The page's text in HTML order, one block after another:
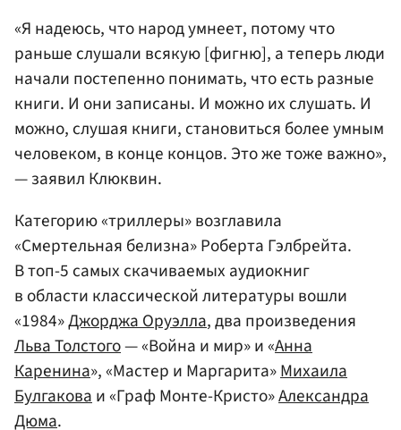
«Я надеюсь, что народ умнеет, потому что
раньше слушали всякую [фигню], а теперь люди
начали постепенно понимать, что есть разные
книги. И они записаны. И можно их слушать. И
можно, слушая книги, становиться более умным
человеком, в конце концов. Это же тоже важно»,
— заявил Клюквин.
Категорию «триллеры» возглавила
«Смертельная белизна» Роберта Гэлбрейта.
В топ-5 самых скачиваемых аудиокниг
в области классической литературы вошли
«1984»Джорджа Оруэлла, два произведения
Льва Толстого— «Война и мир» и «Анна
Каренина», «Мастер и Маргарита»Михаила
Булгаковаи «Граф Монте-Кристо»Александра
Дюма.